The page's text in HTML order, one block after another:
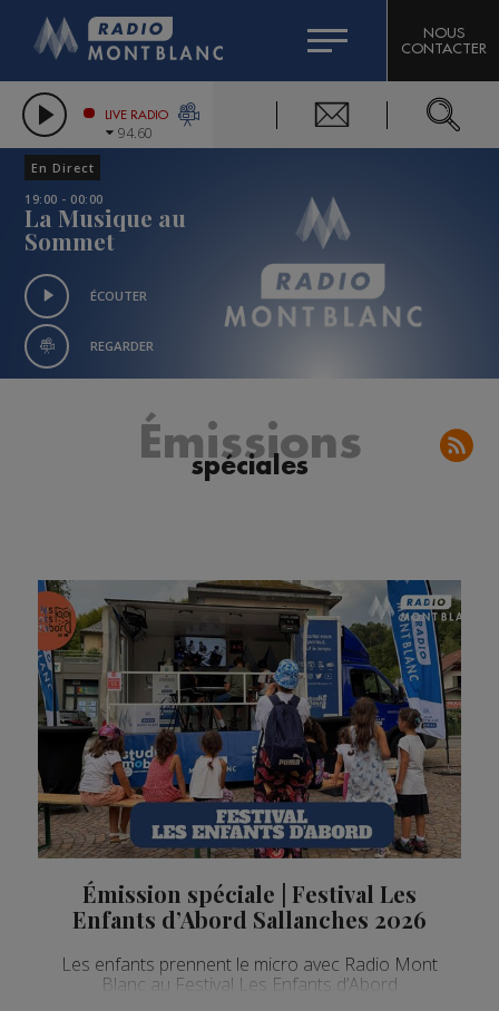
LES CHRONIQUES DE L'EXPERT
CITIZEN MACHINERY
GRAND MASSIF DOMAINES SKIABLES
COMPAGNIE DU MONT-BLANC
NOUS
CONTACTER
LIVE RADIO
94.60
En Direct
19:00 - 00:00
La Musique au
Sommet
ÉCOUTER
REGARDER
Émissions
spéciales
Émission spéciale | Festival Les
Enfants d’Abord Sallanches 2026
Les enfants prennent le micro avec Radio Mont
Blanc au Festival Les Enfants d’Abord